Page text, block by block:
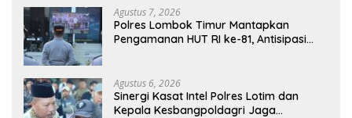
Agustus 7, 2026
Polres Lombok Timur Mantapkan
Pengamanan HUT RI ke-81, Antisipasi
Agustus 6, 2026
Sinergi Kasat Intel Polres Lotim dan
Kepala Kesbangpoldagri Jaga